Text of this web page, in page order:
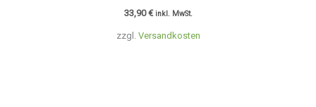
zzgl. Versandkosten
33,90€ inkl. MwSt.